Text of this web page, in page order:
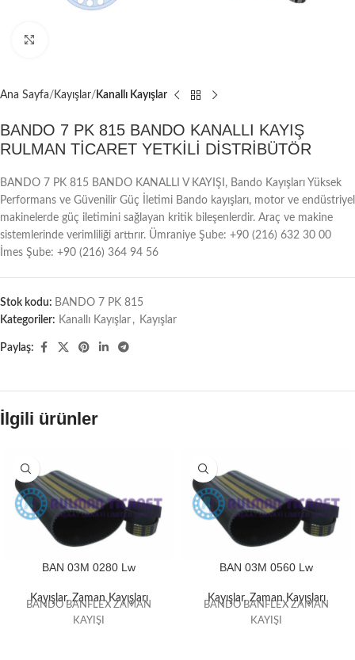
Ana Sayfa Kayışlar Kanallı Kayışlar
BANDO 7 PK 815 BANDO KANALLI KAYIŞ
RULMAN TİCARET YETKİLİ DİSTRİBÜTÖR
BANDO 7 PK 815 BANDO KANALLI V KAYIŞI, Bando Kayışları Yüksek
Performans ve Güvenilir Güç İletimi Bando kayışları, motor ve endüstriyel
makinelerde güç iletimini sağlayan kritik bileşenlerdir. Araç ve makine
sistemlerinde verimliliği arttırır. Ümraniye Şube: +90 (216) 632 30 00
İmes Şube: +90 (216) 364 94 56
Stok kodu: BANDO 7 PK 815
Kategoriler: Kanallı Kayışlar , Kayışlar
Paylaş:
İlgili ürünler
BAN 03M 0280 Lw
Kayışlar,Zaman Kayışları
BANDO BANFLEX ZAMAN
KAYIŞI
BAN 03M 0560 Lw
Kayışlar,Zaman Kayışları
BANDO BANFLEX ZAMAN
KAYIŞI